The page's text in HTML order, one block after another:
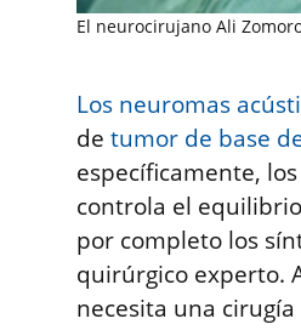
El neurocirujano Ali
Los neuromas
de tumor de base
específicamente,
controla el
por completo los
quirúrgico experto.
necesita una